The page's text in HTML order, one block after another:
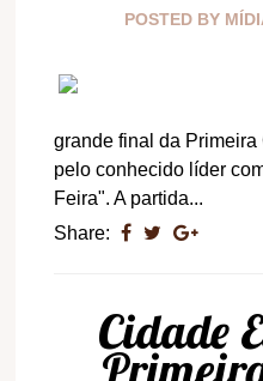
POSTED BY
grande final da
pelo conhecido líder
Feira". A partida...
Share:
Cidade